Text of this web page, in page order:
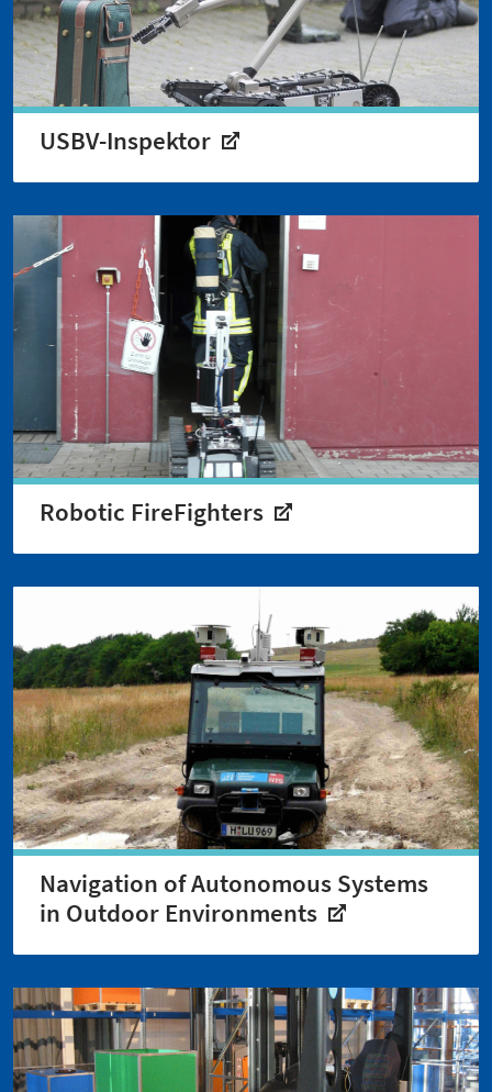
USBV-Inspektor
Robotic FireFighters
Navigation of Autonomous Systems
in Outdoor Environments